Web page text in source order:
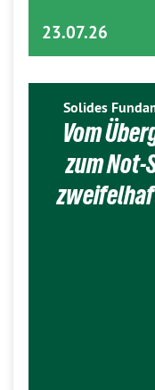
23.07.26
Solides
Vom
zum